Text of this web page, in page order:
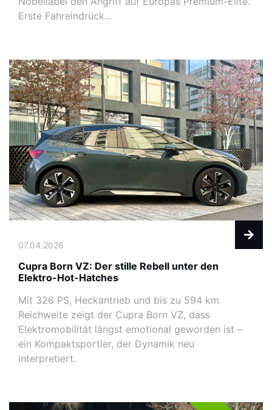
Erste Fahreindrück...
07.04.2026
Cupra Born VZ: Der stille Rebell unter den
Elektro-Hot-Hatches
Mit 326 PS, Heckantrieb und bis zu 594 km
Reichweite zeigt der Cupra Born VZ, dass
Elektromobilität längst emotional geworden ist –
ein Kompaktsportler, der Dynamik neu
interpretiert.